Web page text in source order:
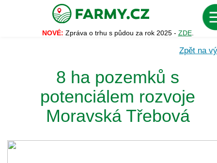
NOVÉ: Zpráva o trhu s půdou za rok 2025 - ZDE.
Zpět na
8 ha pozemků s
potenciálem rozvoje
Moravská Třebová